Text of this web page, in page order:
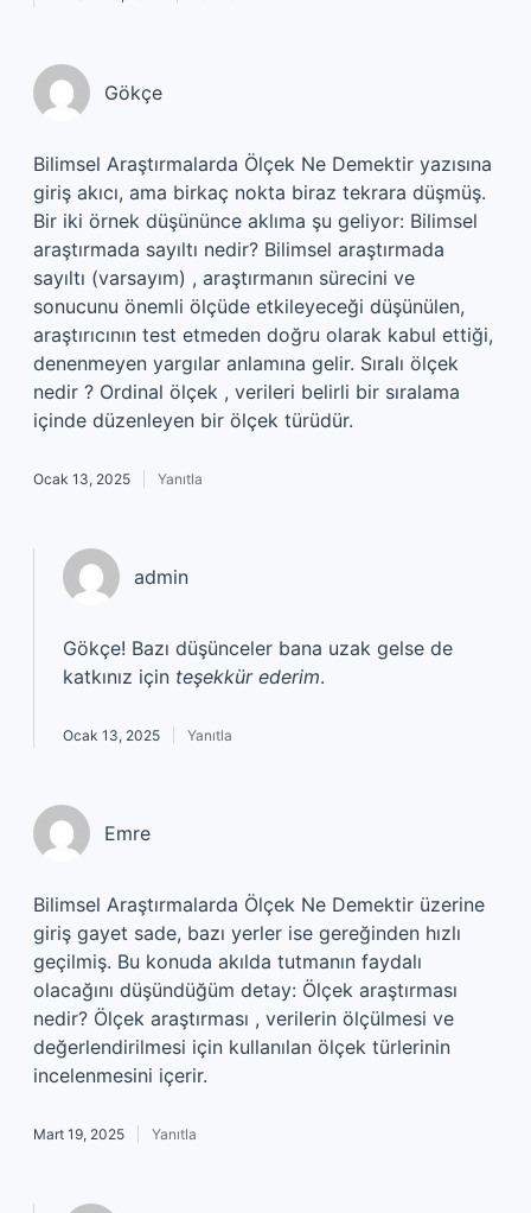
Gökçe
Bilimsel Araştırmalarda Ölçek Ne Demektir yazısına
giriş akıcı, ama birkaç nokta biraz tekrara düşmüş.
Bir iki örnek düşününce aklıma şu geliyor: Bilimsel
araştırmada sayıltı nedir? Bilimsel araştırmada
sayıltı (varsayım) , araştırmanın sürecini ve
sonucunu önemli ölçüde etkileyeceği düşünülen,
araştırıcının test etmeden doğru olarak kabul ettiği,
denenmeyen yargılar anlamına gelir. Sıralı ölçek
nedir ? Ordinal ölçek , verileri belirli bir sıralama
içinde düzenleyen bir ölçek türüdür.
Ocak 13, 2025 Yanıtla
admin
Gökçe! Bazı düşünceler bana uzak gelse de
katkınız için teşekkür ederim.
Ocak 13, 2025 Yanıtla
Emre
Bilimsel Araştırmalarda Ölçek Ne Demektir üzerine
giriş gayet sade, bazı yerler ise gereğinden hızlı
geçilmiş. Bu konuda akılda tutmanın faydalı
olacağını düşündüğüm detay: Ölçek araştırması
nedir? Ölçek araştırması , verilerin ölçülmesi ve
değerlendirilmesi için kullanılan ölçek türlerinin
incelenmesini içerir.
Mart 19, 2025 Yanıtla